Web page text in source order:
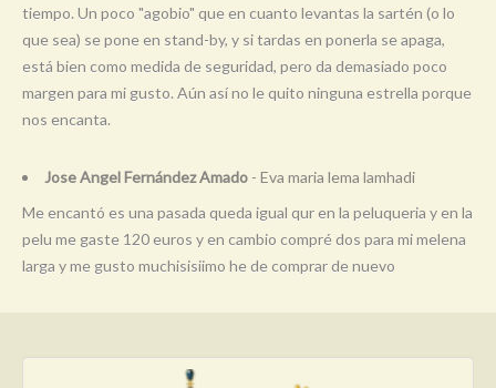
tiempo. Un poco "agobio" que en cuanto levantas la sartén (o lo
que sea) se pone en stand-by, y si tardas en ponerla se apaga,
está bien como medida de seguridad, pero da demasiado poco
margen para mi gusto. Aún así no le quito ninguna estrella porque
nos encanta.
Jose Angel Fernández Amado - Eva maria lema lamhadi
Me encantó es una pasada queda igual qur en la peluqueria y en la
pelu me gaste 120 euros y en cambio compré dos para mi melena
larga y me gusto muchisisiimo he de comprar de nuevo